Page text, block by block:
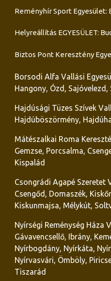
Reményhír Sport Egyesület:
Helyreállítás EGYESÜLET:
Biztos Pont Keresztény
Borsodi Alfa Vallási
Hangony, Ózd, Sajóvelezd,
Hajdúsági Tüzes Szívek
Hajdúböszörmény,
Mátészalkai Roma
Gemzse, Porcsalma,
Kispalád
Csongrádi Agapé Szeretet
Csengőd, Domaszék,
Kiskunmajsa, Mélykút,
Nyírségi Reménység Háza
Gávavencsellő, Ibrány,
Nyírbogdány, Nyírkáta,
Nyírvasvári, Ömböly,
Tiszarád